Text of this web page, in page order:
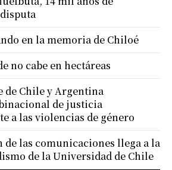
en la memoria de Chiloé
no cabe en hectáreas
de Chile y Argentina
de justicia
a las violencias de género
las comunicaciones llega a la
de la Universidad de Chile